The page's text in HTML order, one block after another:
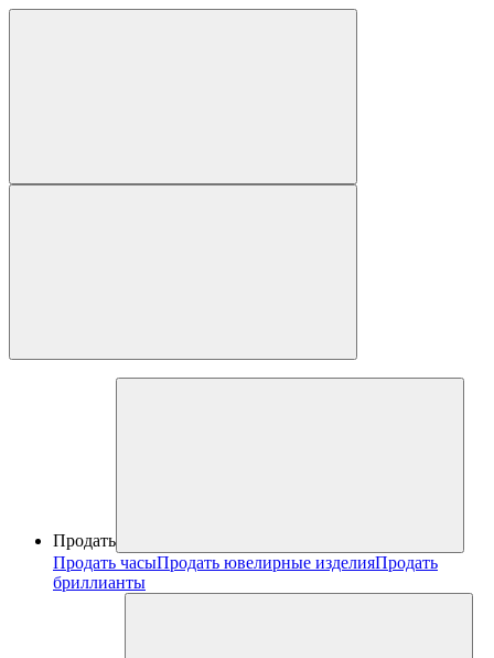
Продать
Продать часыПродать ювелирные изделияПродать
бриллианты